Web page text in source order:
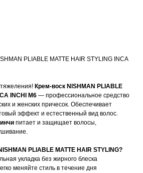
PLIABLE MATTE HAIR STYLING INCA
Крем-воск NISHMAN PLIABLE
INCHI M6 — профессиональное средство
и женских причесок. Обеспечивает
эффект и естественный вид волос.
питает и защищает волосы,
PLIABLE MATTE HAIR STYLING?
укладка без жирного блеска
меняйте стиль в течение дня